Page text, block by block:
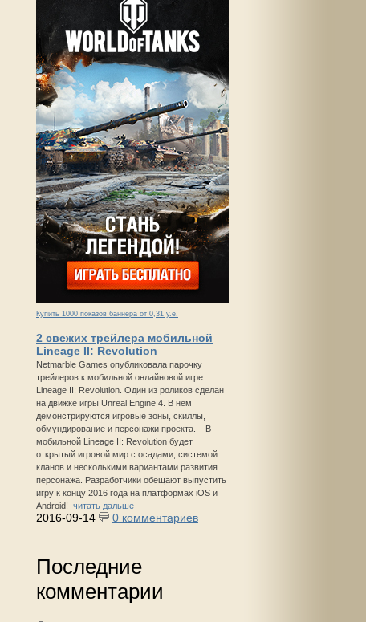
Купить 1000 показов баннера от 0,31 у.е.
2 свежих трейлера мобильной
Lineage II: Revolution
Netmarble Games опубликовала парочку
трейлеров к мобильной онлайновой игре
Lineage II: Revolution. Один из роликов сделан
на движке игры Unreal Engine 4. В нем
демонстрируются игровые зоны, скиллы,
обмундирование и персонажи проекта. В
мобильной Lineage II: Revolution будет
открытый игровой мир с осадами, системой
кланов и несколькими вариантами развития
персонажа. Разработчики обещают выпустить
игру к концу 2016 года на платформах iOS и
Android! читать дальше
2016-09-14 0 комментариев
Последние
комментарии